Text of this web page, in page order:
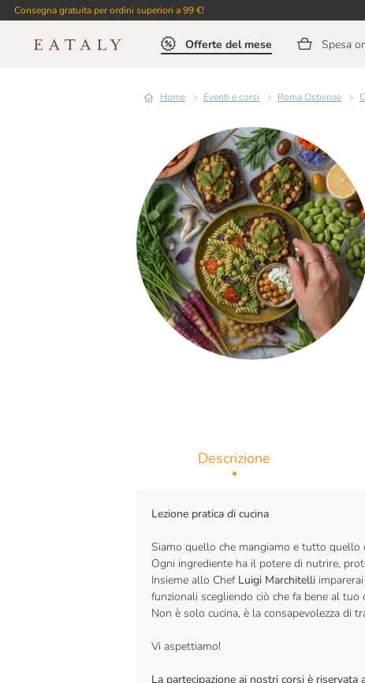
Consegna gratuita per ordini superiori a 99 €!
Offerte del mese Spesa
Home Eventi e corsi Roma Ostiense
Descrizione
Lezione pratica di cucina
Siamo quello che mangiamo e tutto
Ogni ingrediente ha il potere di nutrire,
Insieme allo Chef Luigi Marchitelli
funzionali scegliendo ciò che fa bene al tuo
Non è solo cucina, è la consapevolezza di
Vi aspettiamo!
La partecipazione ai nostri corsi è